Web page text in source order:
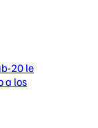
20 le
a los